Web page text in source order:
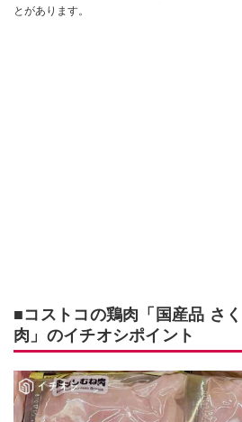
とがあります。
■コストコの鶏肉「国産品 さ
肉」のイチオシポイント